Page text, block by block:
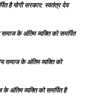
है योगी सरकार: स्वतंत्र देव
समाज के अंतिम व्यक्ति को समर्पित
समाज के अंतिम व्यक्ति को
के अंतिम व्यक्ति को समर्पित है